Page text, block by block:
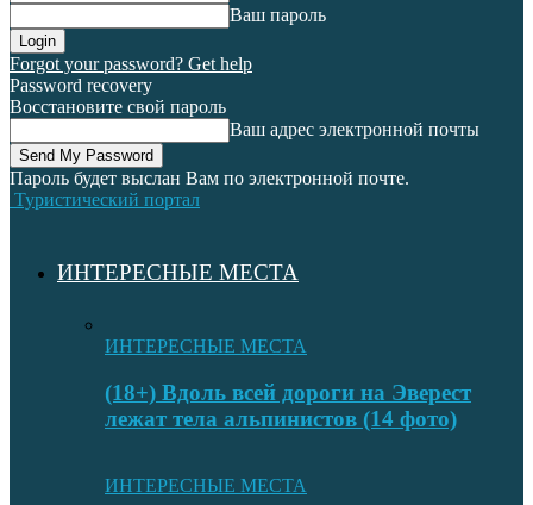
Ваш пароль
Forgot your password? Get help
Password recovery
Восстановите свой пароль
Ваш адрес электронной почты
Пароль будет выслан Вам по электронной почте.
Туристический портал
ИНТЕРЕСНЫЕ МЕСТА
ИНТЕРЕСНЫЕ МЕСТА
(18+) Вдоль всей дороги на Эверест
лежат тела альпинистов (14 фото)
ИНТЕРЕСНЫЕ МЕСТА